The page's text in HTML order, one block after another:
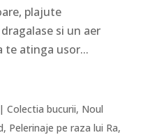
plajute
si un aer
te atinga usor...
Colectia bucurii, Noul
Pelerinaje pe raza lui Ra,